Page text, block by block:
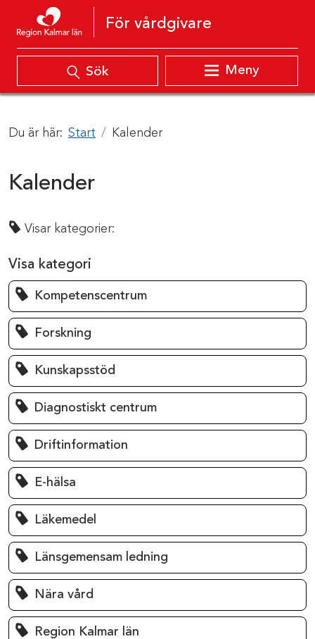
Hoppa till innehåll
För vårdgivare
Sök Meny
Du är här: Start Kalender
Kalender
Visar kategorier:
Visa kategori
Kompetenscentrum
Forskning
Kunskapsstöd
Diagnostiskt centrum
Driftinformation
E-hälsa
Läkemedel
Länsgemensam ledning
Nära vård
Region Kalmar län